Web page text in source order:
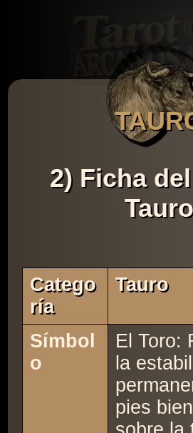
2) Ficha
Catego
Ría
Tauro
Símbol
o
El Toro:
la
pies